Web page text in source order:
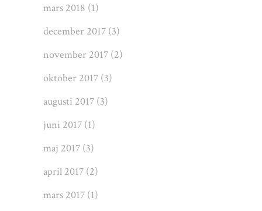
mars 2018 (1)
december 2017 (3)
november 2017 (2)
oktober 2017 (3)
augusti 2017 (3)
juni 2017 (1)
maj 2017 (3)
april 2017 (2)
mars 2017 (1)